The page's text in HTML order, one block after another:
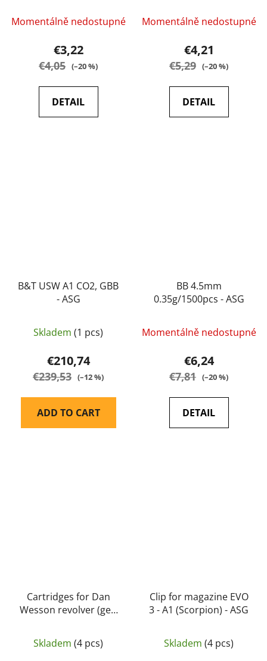
Momentálně nedostupné
€3,22
€4,05 (–20 %)
DETAIL
Momentálně nedostupné
€4,21
€5,29 (–20 %)
DETAIL
B&T USW A1 CO2, GBB
- ASG
Skladem (1 pcs)
€210,74
€239,53 (–12 %)
ADD TO CART
BB 4.5mm
0.35g/1500pcs - ASG
Momentálně nedostupné
€6,24
€7,81 (–20 %)
DETAIL
Cartridges for Dan
Wesson revolver (gen
pack - ASG
Skladem (4 pcs)
Clip for magazine EVO
3 - A1 (Scorpion) - ASG
Skladem (4 pcs)